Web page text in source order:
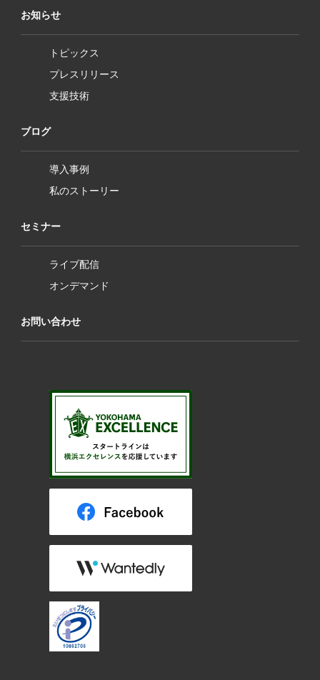
お知らせ
トピックス
プレスリリース
支援技術
ブログ
導入事例
私のストーリー
セミナー
ライブ配信
オンデマンド
お問い合わせ